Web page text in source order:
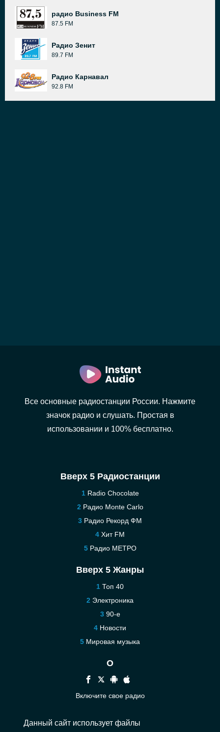
радио Business FM
87.5 FM
Радио Зенит
89.7 FM
Радио Карнавал
92.8 FM
Все основные радиостанции России. Нажмите
значок радио и слушать. Простая в
использовании и 100% бесплатно.
Вверх 5 Радиостанции
Radio Chocolate
Радио Monte Carlo
Радио Рекорд ФМ
Хит FM
Радио МЕТРО
Вверх 5 Жанры
Топ 40
Электроника
90-е
Новости
Мировая музыка
О
Включите свое радио
Связаться
Данный сайт использует файлы